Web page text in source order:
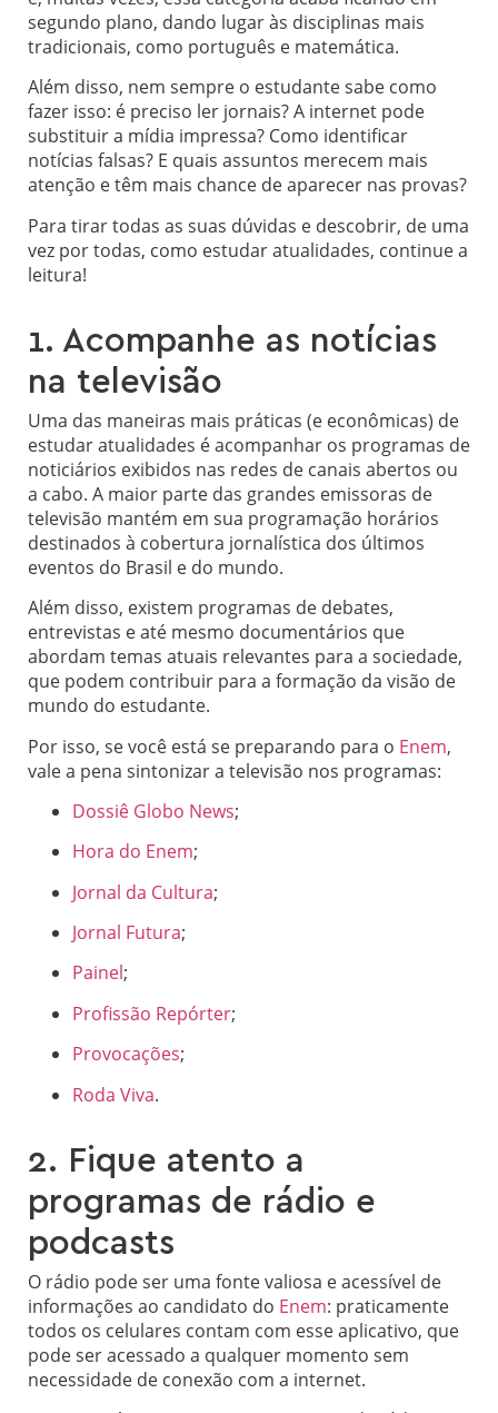
segundo plano, dando lugar às disciplinas mais
tradicionais, como português e matemática.
Além disso, nem sempre o estudante sabe como
fazer isso: é preciso ler jornais? A internet pode
substituir a mídia impressa? Como identificar
notícias falsas? E quais assuntos merecem mais
atenção e têm mais chance de aparecer nas provas?
Para tirar todas as suas dúvidas e descobrir, de uma
vez por todas, como estudar atualidades, continue a
leitura!
1. Acompanhe as notícias
na televisão
Uma das maneiras mais práticas (e econômicas) de
estudar atualidades é acompanhar os programas de
noticiários exibidos nas redes de canais abertos ou
a cabo. A maior parte das grandes emissoras de
televisão mantém em sua programação horários
destinados à cobertura jornalística dos últimos
eventos do Brasil e do mundo.
Além disso, existem programas de debates,
entrevistas e até mesmo documentários que
abordam temas atuais relevantes para a sociedade,
que podem contribuir para a formação da visão de
mundo do estudante.
Por isso, se você está se preparando para o Enem,
vale a pena sintonizar a televisão nos programas:
Dossiê Globo News;
Hora do Enem;
Jornal da Cultura;
Jornal Futura;
Painel;
Profissão Repórter;
Provocações;
Roda Viva.
2. Fique atento a
programas de rádio e
podcasts
O rádio pode ser uma fonte valiosa e acessível de
informações ao candidato do Enem: praticamente
todos os celulares contam com esse aplicativo, que
pode ser acessado a qualquer momento sem
necessidade de conexão com a internet.